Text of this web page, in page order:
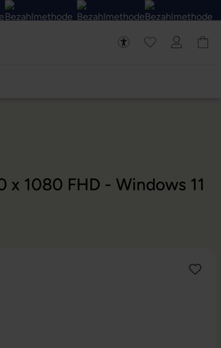
x 1080 FHD - Windows 11
von 4.5 von 5 Sternen